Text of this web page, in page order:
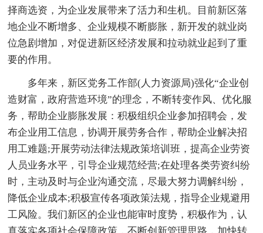
择商选资，为企业发展带来了活力和生机。目前新区落
地企业不断增多、企业规模不断膨胀，新开发的就业岗
位急剧增加，对促进新区经济发展和拉动就业起到了重
要的作用。
多年来，新区党务工作部(人力资源局)强化“企业创
造财富，政府营造环境”的理念，不断转变作风、优化服
务，帮助企业膨胀发展：积极组织企业参加招聘会，发
布企业用工信息，协调开展劳务合作，帮助企业解决招
用工难题;开展劳动法律法规政策培训班，提高企业劳资
人员业务水平，引导企业规范经营;在处理各类劳资纠纷
时，主动及时与企业沟通交流，尽最大努力调解纠纷，
降低企业成本;积极宣传各项政策法规，指导企业规避用
工风险。我们新区的企业也能审时度势，积极作为，认